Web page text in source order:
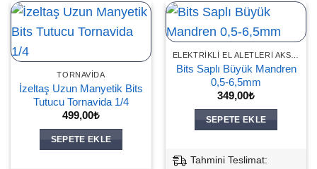
TORNAVIDA
İzeltaş Uzun Manyetik Bits
Tutucu Tornavida 1/4
499,00₺
SEPETE EKLE
Bits Saplı Büyük Mandren
0,5-6,5mm
349,00₺
SEPETE EKLE
Tahmini Teslimat: